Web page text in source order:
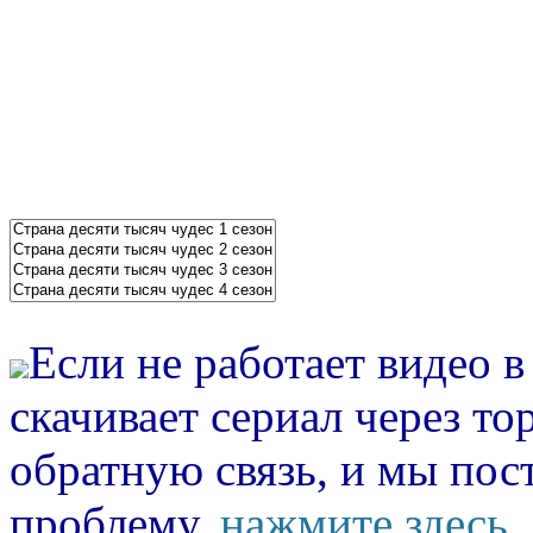
Если не работает видео
скачивает сериал через
обратную связь, и мы